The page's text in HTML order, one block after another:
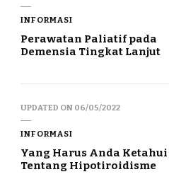
INFORMASI
Perawatan Paliatif pada
Demensia Tingkat Lanjut
UPDATED ON 06/05/2022
INFORMASI
Yang Harus Anda Ketahui
Tentang Hipotiroidisme